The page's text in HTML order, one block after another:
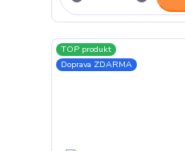
TOP produkt
Doprava ZDARMA